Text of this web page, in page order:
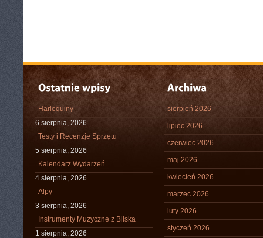
Harlequiny
6 sierpnia, 2026
Testy i Recenzje Sprzętu
5 sierpnia, 2026
Kalendarz Wydarzeń
4 sierpnia, 2026
Alpy
3 sierpnia, 2026
Instrumenty Muzyczne z Bliska
1 sierpnia, 2026
sierpień 2026
lipiec 2026
czerwiec 2026
maj 2026
kwiecień 2026
marzec 2026
luty 2026
styczeń 2026